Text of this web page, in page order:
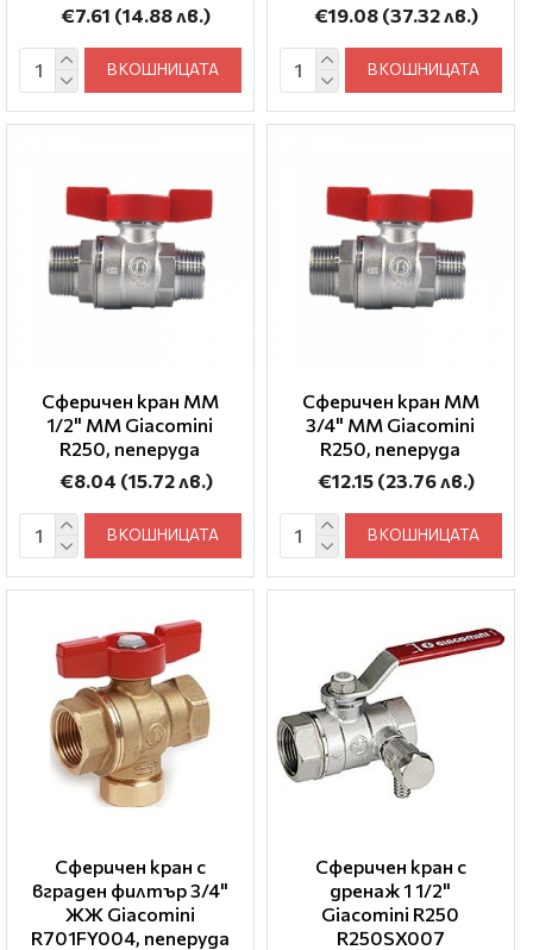
€7.61 (14.88 лв.)
В КОШНИЦАТА
€19.08 (37.32 лв.)
В КОШНИЦАТА
Сферичен кран ММ
1/2" MM Giacomini
R250, пеперуда
€8.04 (15.72 лв.)
В КОШНИЦАТА
Сферичен кран ММ
3/4" MM Giacomini
R250, пеперуда
€12.15 (23.76 лв.)
В КОШНИЦАТА
Сферичен кран с
вграден филтър 3/4"
ЖЖ Giacomini
R701FY004, пеперуда
Сферичен кран с
дренаж 1 1/2"
Giacomini R250
R250SX007